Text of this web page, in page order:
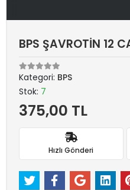
BPS ŞAVROTİN 12
Kategori: BPS
Stok: 7
375,00 TL
Hızlı Gönderi